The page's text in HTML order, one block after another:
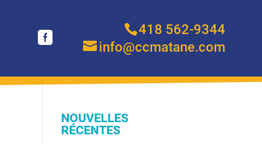
418 562-9344
info@ccmatane.com
NOUVELLES
RÉCENTES